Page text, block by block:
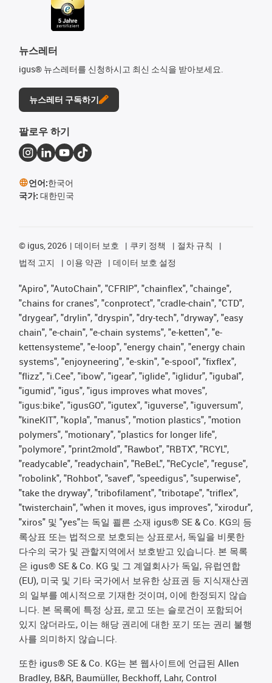
뉴스레터
igus® 뉴스레터를 신청하시고 최신 소식을 받아보세요.
뉴스레터 구독하기
팔로우 하기
언어:한국어
국가: 대한민국
© igus, 2026 데이터 보호 쿠키 정책
절차 규칙
법적 고지
이용 약관 데이터 보호 설정
"Apiro", "AutoChain", "CFRIP", "chainflex", "chainge",
"chains for cranes", "conprotect", "cradle-chain", "CTD",
"drygear", "drylin", "dryspin", "dry-tech", "dryway", "easy
chain", "e-chain", "e-chain systems", "e-ketten", "e-
kettensysteme", "e-loop", "energy chain", "energy chain
systems", "enjoyneering", "e-skin", "e-spool", "fixflex",
"flizz", "i.Cee", "ibow", "igear", "iglide", "iglidur", "igubal",
"igumid", "igus", "igus improves what moves",
"igus:bike", "igusGO", "igutex", "iguverse", "iguversum",
"kineKIT", "kopla", "manus", "motion plastics", "motion
polymers", "motionary", "plastics for longer life",
"polymore", "print2mold", "Rawbot", "RBTX", "RCYL",
"readycable", "readychain", "ReBeL", "ReCycle", "reguse",
"robolink", "Rohbot", "savef", "speedigus", "superwise",
"take the dryway", "tribofilament", "tribotape", "triflex",
"twisterchain", "when it moves, igus improves", "xirodur",
"xiros" 및 "yes"는 독일 쾰른 소재 igus® SE & Co. KG의 등
록상표 또는 법적으로 보호되는 상표로서, 독일을 비롯한
다수의 국가 및 관할지역에서 보호받고 있습니다. 본 목록
은 igus® SE & Co. KG 및 그 계열회사가 독일, 유럽연합
(EU), 미국 및 기타 국가에서 보유한 상표권 등 지식재산권
의 일부를 예시적으로 기재한 것이며, 이에 한정되지 않습
니다. 본 목록에 특정 상표, 로고 또는 슬로건이 포함되어
있지 않더라도, 이는 해당 권리에 대한 포기 또는 권리 불행
사를 의미하지 않습니다.
또한 igus® SE & Co. KG는 본 웹사이트에 언급된 Allen
Bradley, B&R, Baumüller, Beckhoff, Lahr, Control